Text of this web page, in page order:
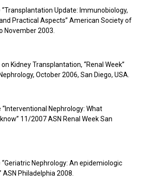
Update: Immunobiology,
Practical Aspects” American Society of
November 2003.
Kidney Transplantation, “Renal Week”
October 2006, San Diego, USA.
Nephrology: What
11/2007 ASN Renal Week San
Nephrology: An epidemiologic
Philadelphia 2008.